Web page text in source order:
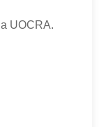
UOCRA.